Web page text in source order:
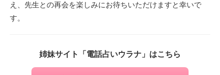
え、先生との再会を楽しみにお待ちいただけますと幸いで
す。
姉妹サイト「電話占いウラナ」はこちら